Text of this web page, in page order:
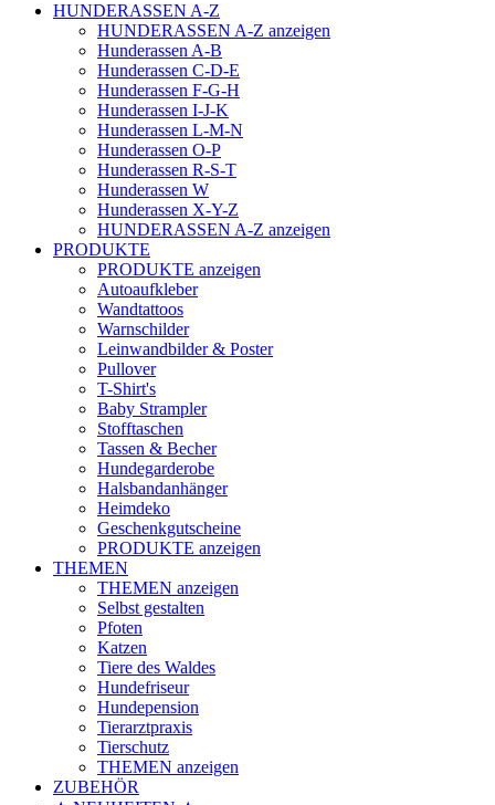
HUNDERASSEN A-Z
HUNDERASSEN A-Z anzeigen
Hunderassen A-B
Hunderassen C-D-E
Hunderassen F-G-H
Hunderassen I-J-K
Hunderassen L-M-N
Hunderassen O-P
Hunderassen R-S-T
Hunderassen W
Hunderassen X-Y-Z
HUNDERASSEN A-Z anzeigen
PRODUKTE
PRODUKTE anzeigen
Autoaufkleber
Wandtattoos
Warnschilder
Leinwandbilder & Poster
Pullover
T-Shirt's
Baby Strampler
Stofftaschen
Tassen & Becher
Hundegarderobe
Halsbandanhänger
Heimdeko
Geschenkgutscheine
PRODUKTE anzeigen
THEMEN
THEMEN anzeigen
Selbst gestalten
Pfoten
Katzen
Tiere des Waldes
Hundefriseur
Hundepension
Tierarztpraxis
Tierschutz
THEMEN anzeigen
ZUBEHÖR